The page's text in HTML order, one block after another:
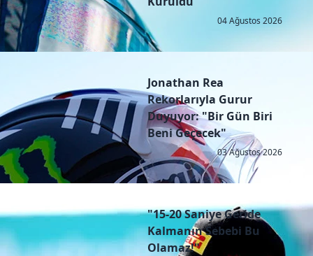
04 Ağustos 2026
Jonathan Rea
Rekorlarıyla Gurur
Duyuyor: "Bir Gün Biri
Beni Geçecek"
03 Ağustos 2026
"15-20 Saniye Geride
Kalmanın Sebebi Bu
Olamaz!"